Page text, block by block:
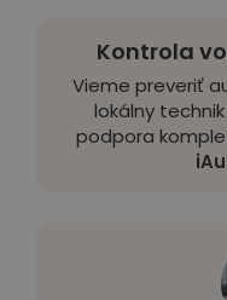
Kontrola
Vieme preveriť
lokálny
podpora